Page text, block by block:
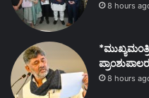
8 hours
8 hours